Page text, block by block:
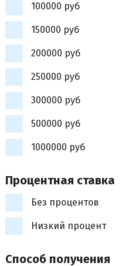
100000 руб
150000 руб
200000 руб
250000 руб
300000 руб
500000 руб
1000000 руб
Процентная ставка
Без процентов
Низкий процент
Способ получения